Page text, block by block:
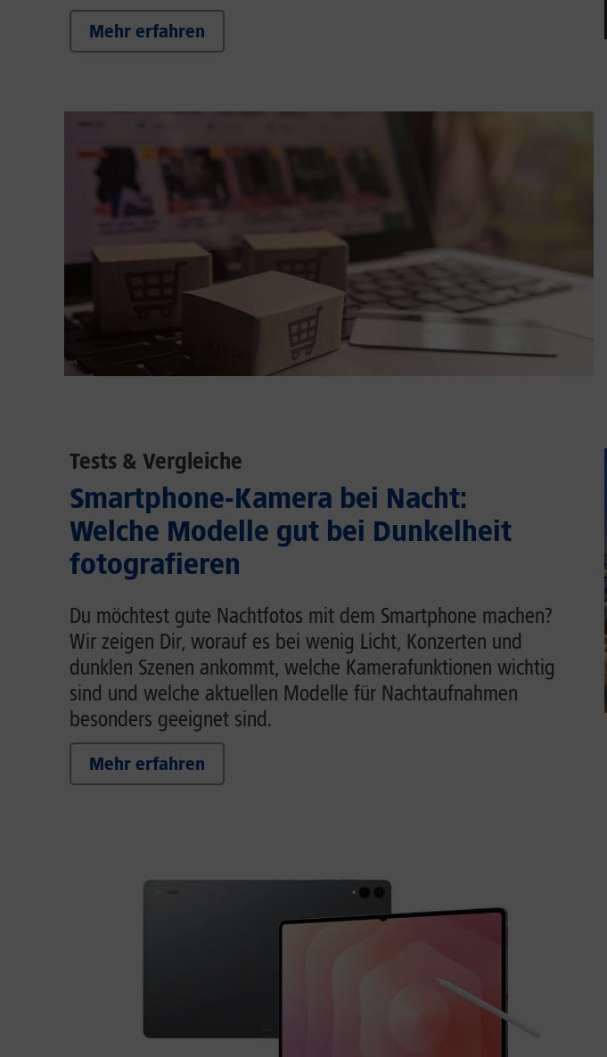
Mehr erfahren
Tests & Vergleiche
Smartphone-Kamera bei Nacht:
Welche Modelle gut bei Dunkelheit
fotografieren
Du möchtest gute Nachtfotos mit dem Smartphone machen?
Wir zeigen Dir, worauf es bei wenig Licht, Konzerten und
dunklen Szenen ankommt, welche Kamerafunktionen wichtig
sind und welche aktuellen Modelle für Nachtaufnahmen
besonders geeignet sind.
Mehr erfahren